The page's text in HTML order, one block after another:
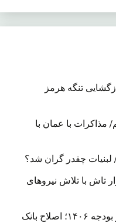
تنگه هرمز
مذاکرات با عمان با
تاش با تلاش نیروهای
تسویه بدهی‌های صنعت دارو در بودجه ۱۴۰۶؛ اصلاح بانک